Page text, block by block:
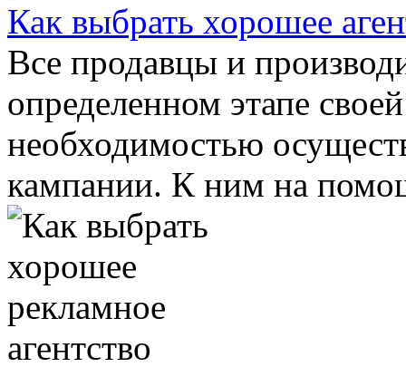
Как выбрать хорошее
Все продавцы и
определенном этапе
необходимостью
кампании. К ним на